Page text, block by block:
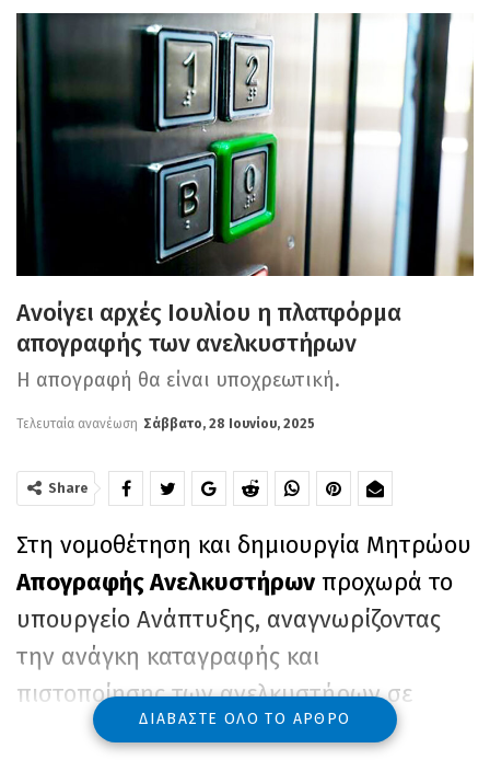
Ανοίγει αρχές Ιουλίου η πλατφόρμα
απογραφής των ανελκυστήρων
Η απογραφή θα είναι υποχρεωτική.
Τελευταία ανανέωση Σάββατο, 28 Ιουνίου, 2025
Share
Στη νομοθέτηση και δημιουργία Μητρώου
Απογραφής Ανελκυστήρων προχωρά το
υπουργείο Ανάπτυξης, αναγνωρίζοντας
την ανάγκη καταγραφής και
πιστοποίησης των ανελκυστήρων σε
ολόκληρη τη χώρα.ΔΙΑΒΆΣΤΕ ΌΛΟ ΤΟ ΆΡΘΡΟ